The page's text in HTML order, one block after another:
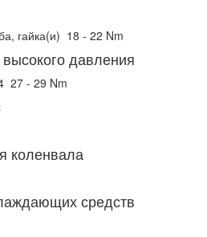
гайка(и) 18 - 22 Nm
давления
27 - 29 Nm
коленвала
средств